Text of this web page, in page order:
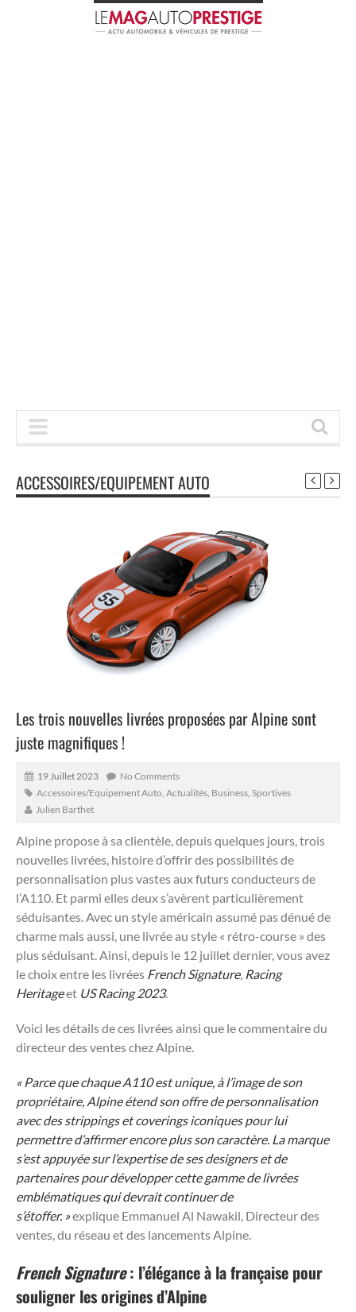
ACCESSOIRES/EQUIPEMENT AUTO
Les trois nouvelles livrées proposées par Alpine sont
juste magnifiques !
19 Juillet 2023
No Comments
Accessoires/Equipement Auto Actualités Business Sportives
Julien Barthet
Alpine propose à sa clientèle, depuis quelques jours, trois
nouvelles livrées, histoire d’offrir des possibilités de
personnalisation plus vastes aux futurs conducteurs de
l’A110. Et parmi elles deux s’avèrent particulièrement
séduisantes. Avec un style américain assumé pas dénué de
charme mais aussi, une livrée au style « rétro-course » des
plus séduisant. Ainsi, depuis le 12 juillet dernier, vous avez
le choix entre les livrées French Signature, Racing
Heritageet US Racing 2023.
Voici les détails de ces livrées ainsi que le commentaire du
directeur des ventes chez Alpine.
« Parce que chaque A110 est unique, à l’image de son
propriétaire, Alpine étend son offre de personnalisation
avec des strippings et coverings iconiques pour lui
permettre d’affirmer encore plus son caractère. La marque
s’est appuyée sur l’expertise de ses designers et de
partenaires pour développer cette gamme de livrées
emblématiques qui devrait continuer de
s’étoffer. »explique Emmanuel Al Nawakil, Directeur des
ventes, du réseau et des lancements Alpine.
French Signature: l’élégance à la française pour
souligner les origines d’Alpine